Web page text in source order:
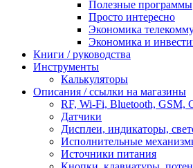
Полезные программы
Просто интересно
Экономика
Экономика и
Книги / руководства
Инструменты
Калькуляторы
Описания / ссылки на магазины
RF, Wi-Fi, Bluetooth, GSM,
Датчики
Дисплеи, индикаторы,
Исполнительные
Источники питания